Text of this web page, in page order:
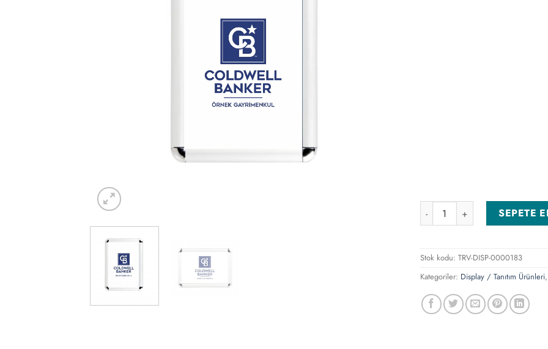
50x70cm Alüminyum Rondo
SEPETE
Stok kodu: TRV-DISP-0000183
Kategoriler: Display / Tanıtım Ürünleri,